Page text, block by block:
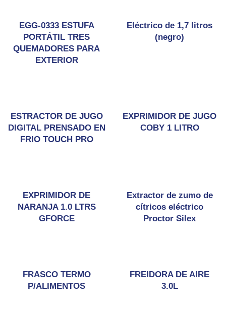
EGG-0333 ESTUFA
PORTÁTIL TRES
QUEMADORES PARA
EXTERIOR
Eléctrico de 1,7 litros
(negro)
ESTRACTOR DE JUGO
DIGITAL PRENSADO EN
FRIO TOUCH PRO
EXPRIMIDOR DE JUGO
COBY 1 LITRO
EXPRIMIDOR DE
NARANJA 1.0 LTRS
GFORCE
Extractor de zumo de
cítricos eléctrico
Proctor Silex
FRASCO TERMO
P/ALIMENTOS
FREIDORA DE AIRE
3.0L